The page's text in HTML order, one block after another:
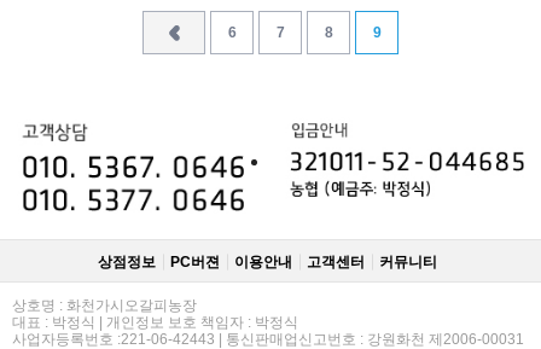
6 7 8 9
상점정보 PC버젼 이용안내 고객센터 커뮤니티
상호명 : 화천가시오갈피농장
대표 : 박정식 | 개인정보 보호 책임자 : 박정식
사업자등록번호 :221-06-42443 | 통신판매업신고번호 : 강원화천 제2006-00031